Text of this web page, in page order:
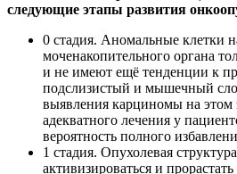
следующие этапы развития
0 стадия. Аномальные клетки
моченакопительного органа
и не имеют ещё тенденции к
подслизистый и мышечный
выявления карциномы на этом
адекватного лечения у
вероятность полного
1 стадия. Опухолевая
активизироваться и